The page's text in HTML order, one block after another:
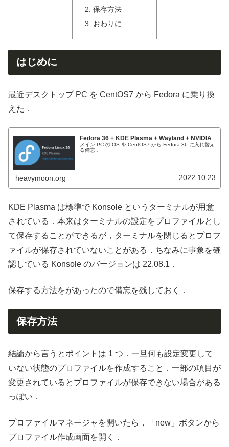
保存方法
おわりに
はじめに
最近デスクトップ PC を CentOS7 から Fedora に乗り換
えた．
Fedora 36 + KDE Plasma + Wayland + NVIDIA
メイン PC の OS を CentOS7 から Fedora 36 に入れ替え
る備忘．
heavymoon.org 2022.10.23
KDE Plasma は標準で Konsole というターミナルが用意
されている．本来はターミナルの設定をプロファイルとし
て保存することができるが，ターミナルを閉じるとプロフ
ァイルが保存されていないことがある．ちなみに事象を確
認している Konsole のバージョンは 22.08.1．
保存する方法をがあったので備忘を残しておく．
保存方法
結論から言うとポイントは 1 つ．一旦何も設定変更して
いない状態のプロファイルを作成すること．一部の項目が
変更されているとプロファイルが保存できない場合がある
っぽい．
プロファイルマネージャを開いたら，「new」ボタンから
プロファイル作成画面を開く．